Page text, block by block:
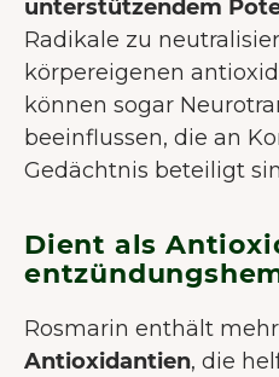
unterstützendem
Radikale zu
körpereigenen
können sogar
beeinflussen, die an
Gedächtnis beteiligt
Dient als
Rosmarin enthält
Antioxidantien, die